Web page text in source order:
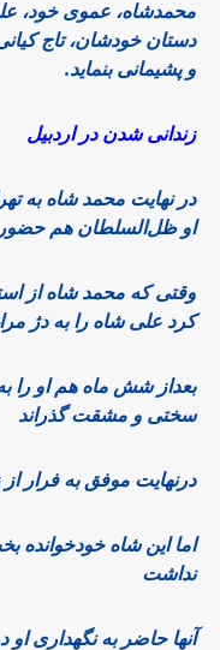
محمدشاه، عموی خود،
دستان خودشان، تاج
و پشیمانی بنماید.
زندانی شدن در اردبیل
در نهایت محمد شاه به
او ظل‌السلطان هم
وقتی که محمد شاه از
کرد علی شاه را به دژ
سختی و مشقت گذراند
درنهایت موفق به فرار
اما این شاه خودخوانده
نداشت
آنها حاضر به نگهداری او